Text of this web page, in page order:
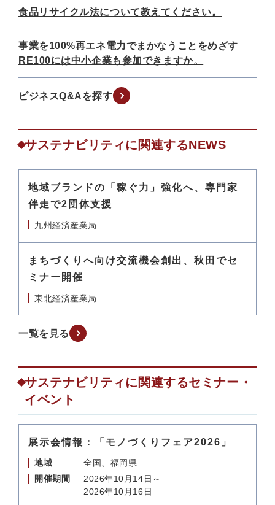
食品リサイクル法について教えてください。
事業を100%再エネ電力でまかなうことをめざす
RE100には中小企業も参加できますか。
ビジネスQ&Aを探す
サステナビリティに関連するNEWS
地域ブランドの「稼ぐ力」強化へ、専門家
伴走で2団体支援
九州経済産業局
まちづくりへ向け交流機会創出、秋田でセ
ミナー開催
東北経済産業局
一覧を見る
サステナビリティに関連するセミナー・
イベント
展示会情報：「モノづくりフェア2026」
地域
全国、福岡県
開催期間
2026年10月14日～
2026年10月16日